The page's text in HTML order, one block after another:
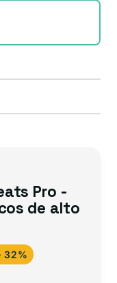
Pro -
de alto
32%